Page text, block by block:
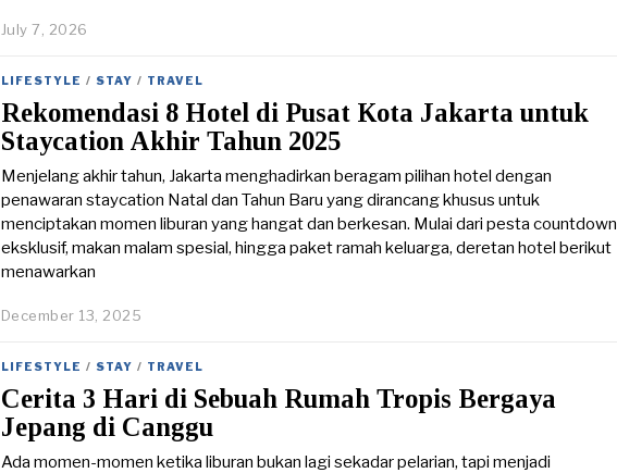
July 7, 2026
y
8
,
2
0
2
6
LIFESTYLE / STAY / TRAVEL
Rekomendasi 8 Hotel di Pusat Kota Jakarta untuk
Staycation Akhir Tahun 2025
Menjelang akhir tahun, Jakarta menghadirkan beragam pilihan hotel dengan
penawaran staycation Natal dan Tahun Baru yang dirancang khusus untuk
menciptakan momen liburan yang hangat dan berkesan. Mulai dari pesta countdown
eksklusif, makan malam spesial, hingga paket ramah keluarga, deretan hotel berikut
menawarkan
December 13, 2025
LIFESTYLE / STAY / TRAVEL
Cerita 3 Hari di Sebuah Rumah Tropis Bergaya
Jepang di Canggu
Ada momen-momen ketika liburan bukan lagi sekadar pelarian, tapi menjadi